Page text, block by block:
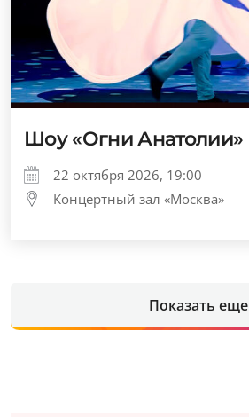
Шоу «Огни Анатолии»
22 октября 2026, 19:00
Концертный зал «Москва»
Показать еще